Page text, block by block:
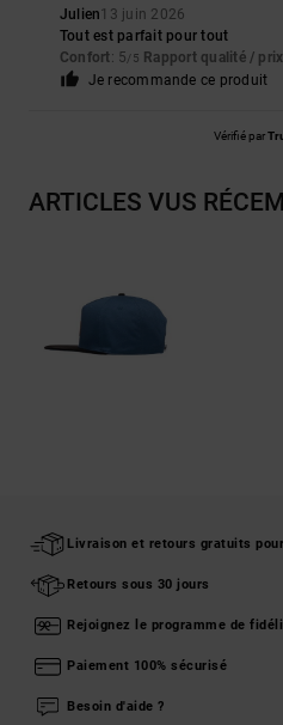
Julien13 juin 2026
Tout est parfait pour tout
Confort: 5/5 Rapport qualité / prix
Je recommande ce produit
Vérifié par
ARTICLES VUS
Livraison et retours gratuits
Retours sous 30 jours
Rejoignez le programme de
Paiement 100% sécurisé
Besoin d'aide ?